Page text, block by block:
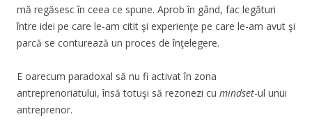
mă regăsesc în ceea ce spune. Aprob în gând, fac legături
între idei pe care le-am citit şi experienţe pe care le-am avut şi
parcă se conturează un proces de înţelegere.
E oarecum paradoxal să nu fi activat în zona
antreprenoriatului, însă totuşi să rezonezi cu mindset-ul unui
antreprenor.